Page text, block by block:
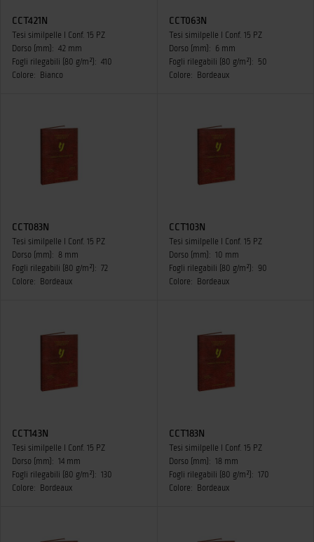
CCT421N
Tesi similpelle I Conf. 15 PZ
Dorso (mm): 42 mm
Fogli rilegabili (80 g/m²): 410
Colore:
Bianco
CCT063N
Tesi similpelle I Conf. 15 PZ
Dorso (mm):
6 mm
Fogli rilegabili (80 g/m²):
50
Colore:
Bordeaux
CCT083N
Tesi similpelle I Conf. 15 PZ
Dorso (mm): 8 mm
Fogli rilegabili (80 g/m²): 72
Colore:
Bordeaux
CCT103N
Tesi similpelle I Conf. 15 PZ
Dorso (mm): 10 mm
Fogli rilegabili (80 g/m²):
90
Colore:
Bordeaux
CCT143N
Tesi similpelle I Conf. 15 PZ
Dorso (mm): 14 mm
Fogli rilegabili (80 g/m²): 130
Colore:
Bordeaux
CCT183N
Tesi similpelle I Conf. 15 PZ
Dorso (mm): 18 mm
Fogli rilegabili (80 g/m²): 170
Colore:
Bordeaux